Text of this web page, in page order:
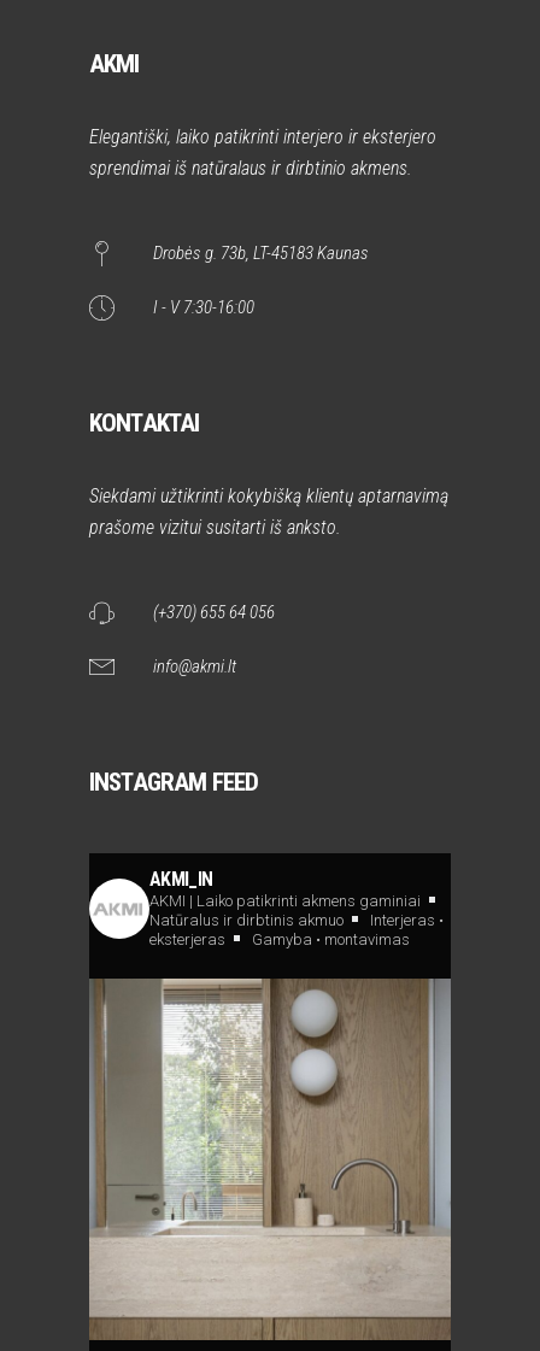
AKMI
Elegantiški, laiko patikrinti interjero ir eksterjero
sprendimai iš natūralaus ir dirbtinio akmens.
Drobės g. 73b, LT-45183 Kaunas
I - V 7:30-16:00
KONTAKTAI
Siekdami užtikrinti kokybišką klientų aptarnavimą
prašome vizitui susitarti iš anksto.
(+370) 655 64 056
info@akmi.lt
INSTAGRAM FEED
AKMI_IN
AKMI | Laiko patikrinti akmens gaminiai
Natūralus ir dirbtinis akmuo
Interjeras •
eksterjeras
Gamyba • montavimas